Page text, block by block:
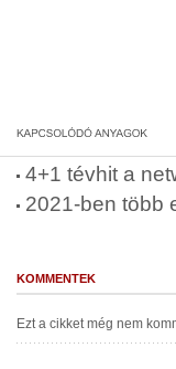
4+1 tévhit a
2021-ben több